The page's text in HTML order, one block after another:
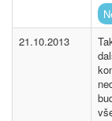
21.10.2013